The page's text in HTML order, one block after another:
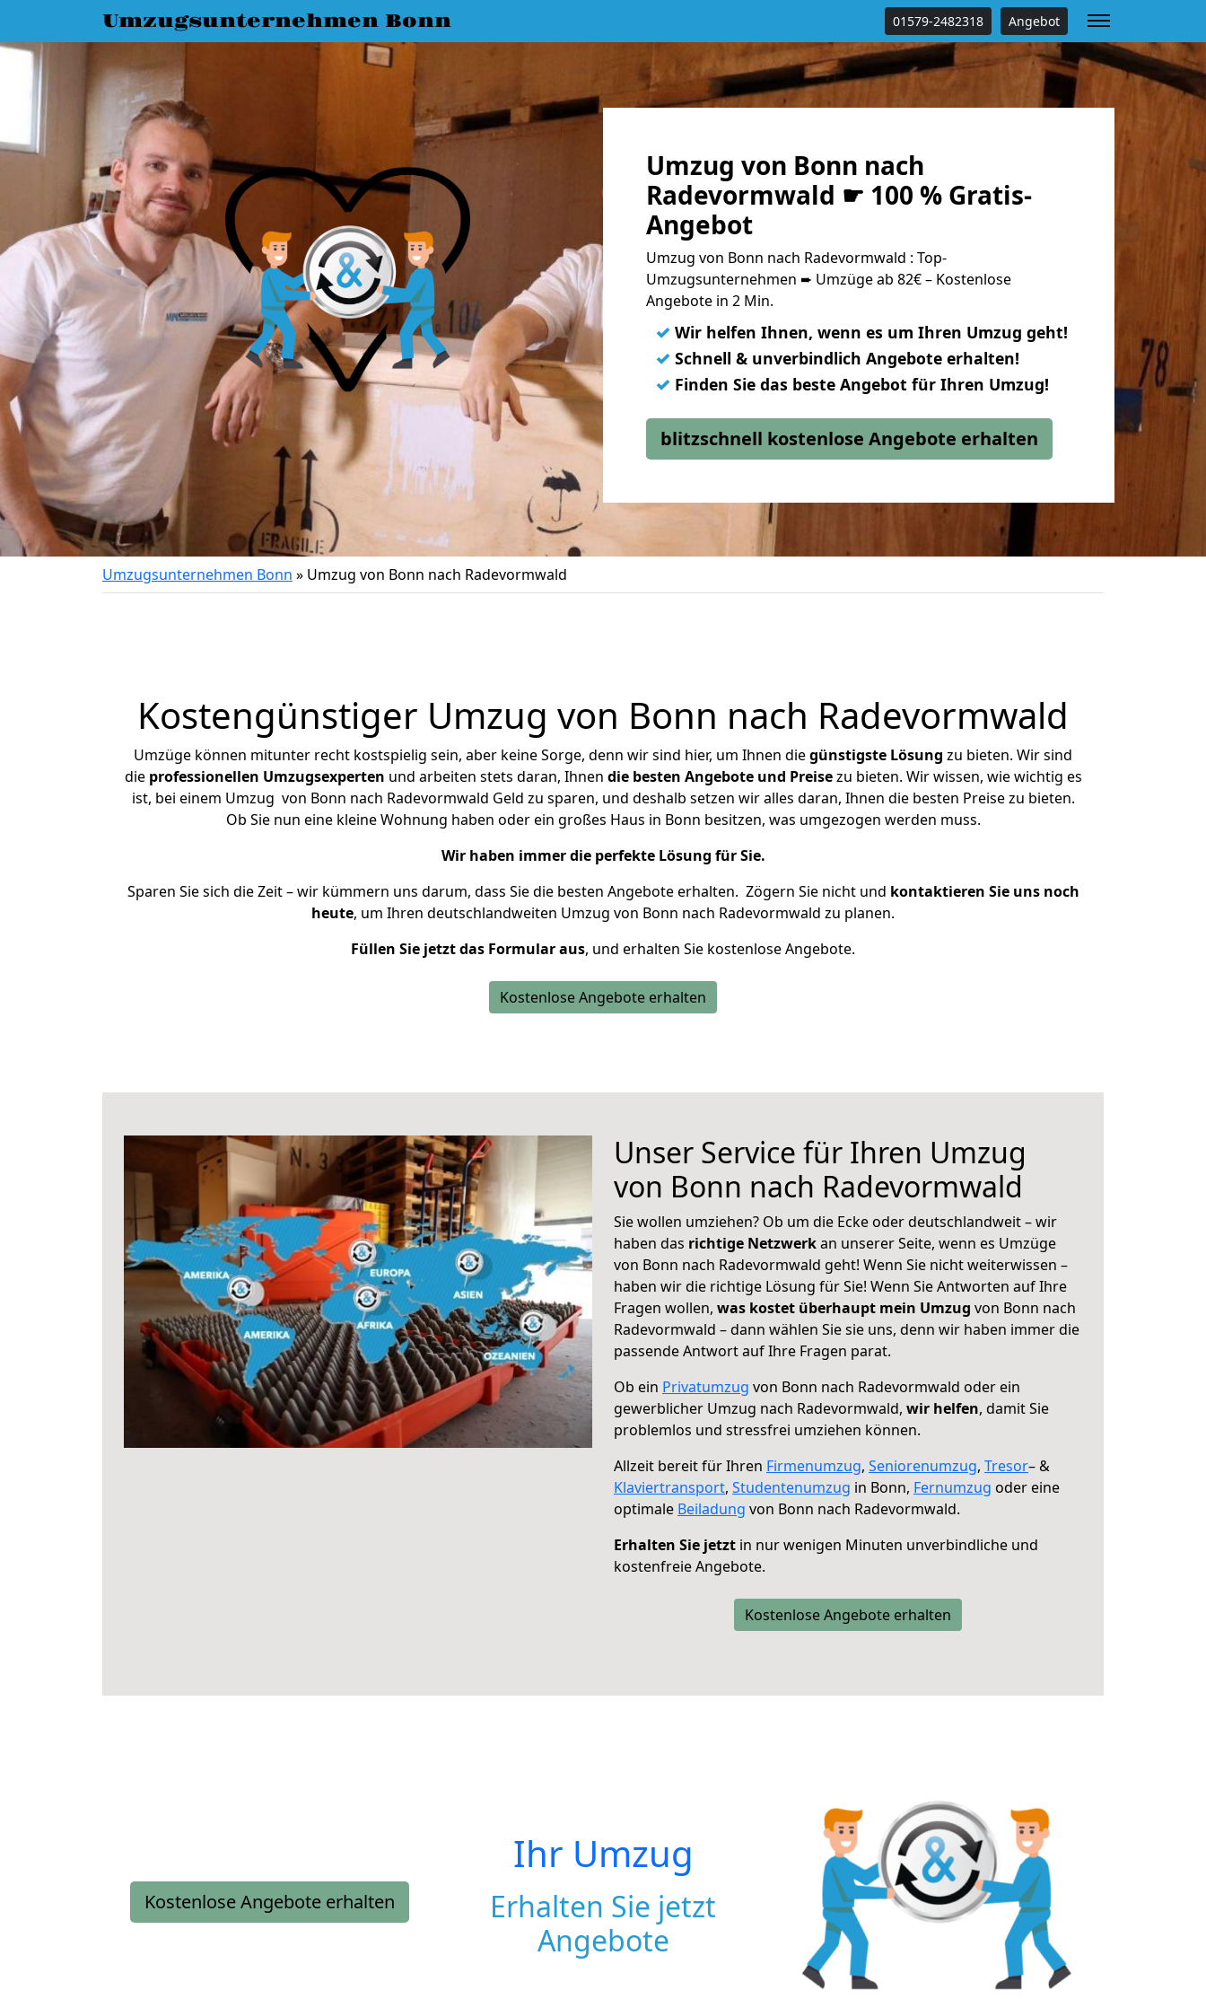
Umzugsunternehmen Bonn 01579-2482318 Angebot
Umzug von Bonn nach
Radevormwald ☛ 100 % Gratis-
Angebot
Umzug von Bonn nach Radevormwald : Top-
Umzugsunternehmen ➨ Umzüge ab 82€ – Kostenlose
Angebote in 2 Min.
✓ Wir helfen Ihnen, wenn es um Ihren Umzug geht!
✓ Schnell & unverbindlich Angebote erhalten!
✓ Finden Sie das beste Angebot für Ihren Umzug!
blitzschnell kostenlose Angebote erhalten
Umzugsunternehmen Bonn » Umzug von Bonn nach Radevormwald
Kostengünstiger Umzug von Bonn nach Radevormwald
Umzüge können mitunter recht kostspielig sein, aber keine Sorge, denn wir sind hier, um Ihnen diegünstigste Lösung zu bieten. Wir sind
die professionellen Umzugsexperten und arbeiten stets daran, Ihnen die besten Angebote und Preisezu bieten. Wir wissen, wie wichtig es
ist, bei einem Umzug von Bonn nach Radevormwald Geld zu sparen, und deshalb setzen wir alles daran, Ihnen die besten Preise zu bieten.
Ob Sie nun eine kleine Wohnung haben oder ein großes Haus in Bonn besitzen, was umgezogen werden muss.
Wir haben immer die perfekte Lösung für Sie.
Sparen Sie sich die Zeit – wir kümmern uns darum, dass Sie die besten Angebote erhalten. Zögern Sie nicht und kontaktieren Sie uns noch
heute, um Ihren deutschlandweiten Umzug von Bonn nach Radevormwald zu planen.
Füllen Sie jetzt das Formular aus, und erhalten Sie kostenlose Angebote.
Kostenlose Angebote erhalten
Unser Service für Ihren Umzug
von Bonn nach Radevormwald
Sie wollen umziehen? Ob um die Ecke oder deutschlandweit – wir
haben das richtige Netzwerkan unserer Seite, wenn es Umzüge
von Bonn nach Radevormwald geht! Wenn Sie nicht weiterwissen –
haben wir die richtige Lösung für Sie! Wenn Sie Antworten auf Ihre
Fragen wollen, was kostet überhaupt mein Umzug von Bonn nach
Radevormwald – dann wählen Sie sie uns, denn wir haben immer die
passende Antwort auf Ihre Fragen parat.
Ob ein Privatumzug von Bonn nach Radevormwald oder ein
gewerblicher Umzug nach Radevormwald, wir helfen, damit Sie
problemlos und stressfrei umziehen können.
Allzeit bereit für Ihren Firmenumzug, Seniorenumzug, Tresor– &
Klaviertransport, Studentenumzug in Bonn, Fernumzug oder eine
optimale Beiladung von Bonn nach Radevormwald.
Erhalten Sie jetzt in nur wenigen Minuten unverbindliche und
kostenfreie Angebote.
Kostenlose Angebote erhalten
Kostenlose Angebote erhalten
Ihr Umzug
Erhalten Sie jetzt
Angebote